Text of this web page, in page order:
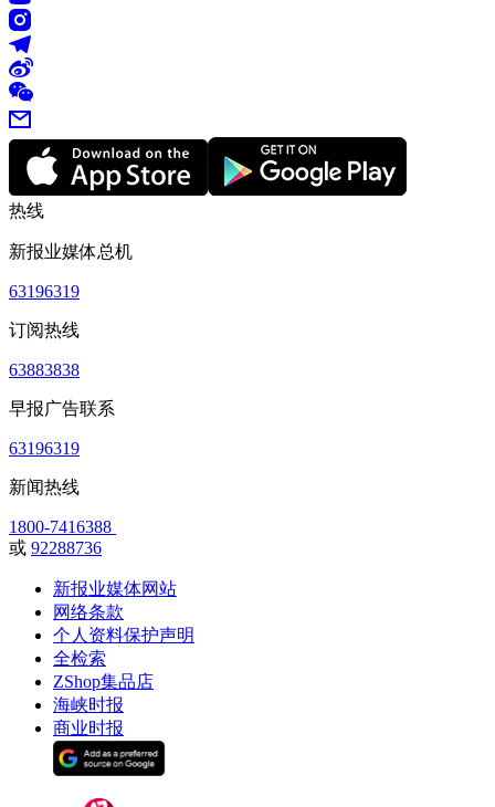
热线
新报业媒体总机
63196319
订阅热线
63883838
早报广告联系
63196319
新闻热线
1800-7416388
或 92288736
新报业媒体网站
网络条款
个人资料保护声明
全检索
ZShop集品店
海峡时报
商业时报